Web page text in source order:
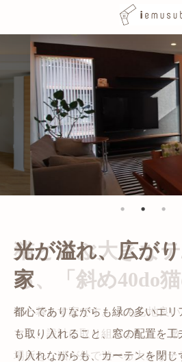
content
猫と暮らす家です。 人も心地良
マに、設計に取り組みました。
場所を、猫が外で遊べる大きな
光が溢れ、広が
家
都心でありながらも緑の多いエ
も取り入れること、窓の配置を工
り入れながらも、カーテンを閉
自然の中の岩山を切り開いて造
ハウスをイメージした空間が広
かつての機織り工場が、その趣
へと蘇りました。